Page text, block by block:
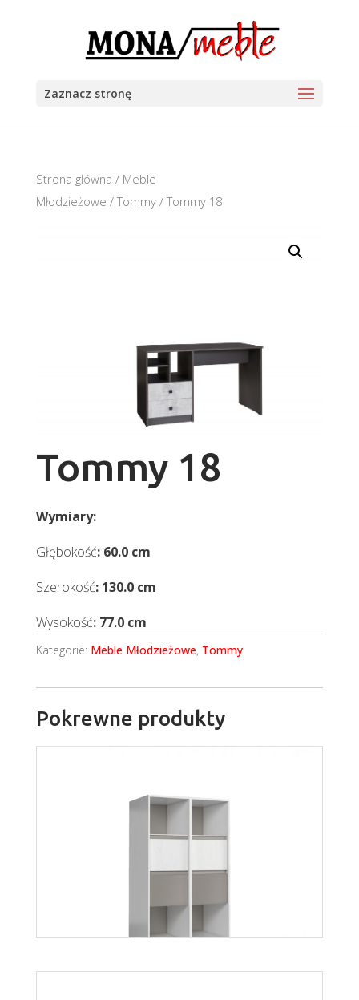
Zaznacz stronę
Strona główna / Meble
Młodzieżowe /Tommy/ Tommy 18
Tommy 18
Wymiary:
Głębokość: 60.0 cm
Szerokość: 130.0 cm
Wysokość: 77.0 cm
Kategorie: Meble Młodzieżowe, Tommy
Pokrewne produkty